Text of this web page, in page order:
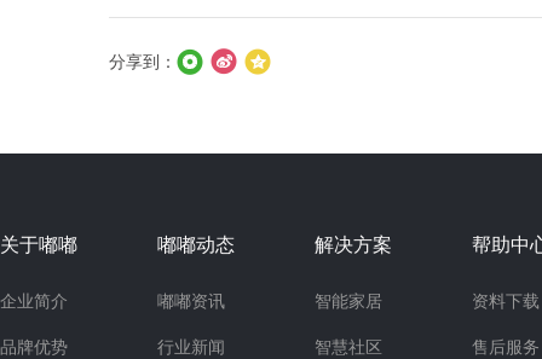
分享到：
关于嘟嘟
企业简介
品牌优势
嘟嘟动态
嘟嘟资讯
行业新闻
解决方案
智能家居
智慧社区
帮助中
资料下载
售后服务